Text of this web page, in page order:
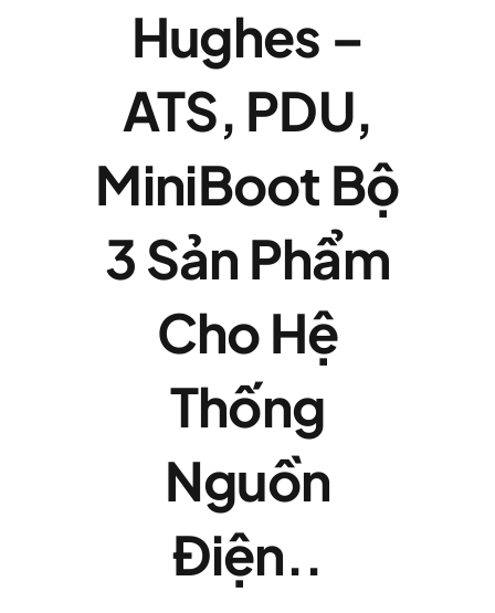
Hughes –
ATS, PDU,
MiniBoot Bộ
3 Sản Phẩm
Cho Hệ
Thống
Nguồn
Điện..